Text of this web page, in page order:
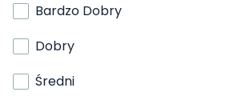
Bardzo Dobry
Dobry
Średni